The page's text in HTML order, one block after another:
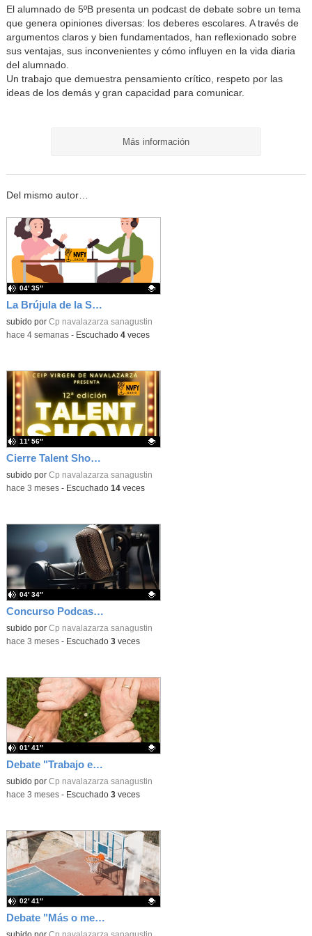
El alumnado de 5ºB presenta un podcast de debate sobre un tema
que genera opiniones diversas: los deberes escolares. A través de
argumentos claros y bien fundamentados, han reflexionado sobre
sus ventajas, sus inconvenientes y cómo influyen en la vida diaria
del alumnado.
Un trabajo que demuestra pensamiento crítico, respeto por las
ideas de los demás y gran capacidad para comunicar.
Más información
Del mismo autor…
La Brújula de la Sabiuría
Contenido educativo.
subido por Cp navalazarza sanagustin
04′ 35″
-hace 4 semanas- Escuchado 4veces
Cierre Talent Show 2026 – Entrevista final
Contenido educativo.
subido por Cp navalazarza sanagustin
11′ 56″
-hace 3 meses- Escuchado 14veces
Concurso Podcast RNE
Contenido educativo.
subido por Cp navalazarza sanagustin
04′ 34″
-hace 3 meses- Escuchado 3veces
Debate "Trabajo en equipo o individual"
Contenido educativo.
subido por Cp navalazarza sanagustin
01′ 41″
-hace 3 meses- Escuchado 3veces
Debate "Más o menos tiempo de patio"
Contenido educativo.
subido por Cp navalazarza sanagustin
02′ 41″